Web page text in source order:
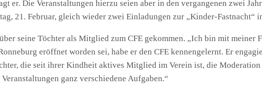
er. Die Veranstaltungen hierzu seien aber in den vergangenen zwei
21. Februar, gleich wieder zwei Einladungen zur „Kinder-Fastnacht“
seine Töchter als Mitglied zum CFE gekommen. „Ich bin mit
eröffnet worden sei, habe er den CFE kennengelernt. Er
die seit ihrer Kindheit aktives Mitglied im Verein ist, die
ganz verschiedene Aufgaben.“